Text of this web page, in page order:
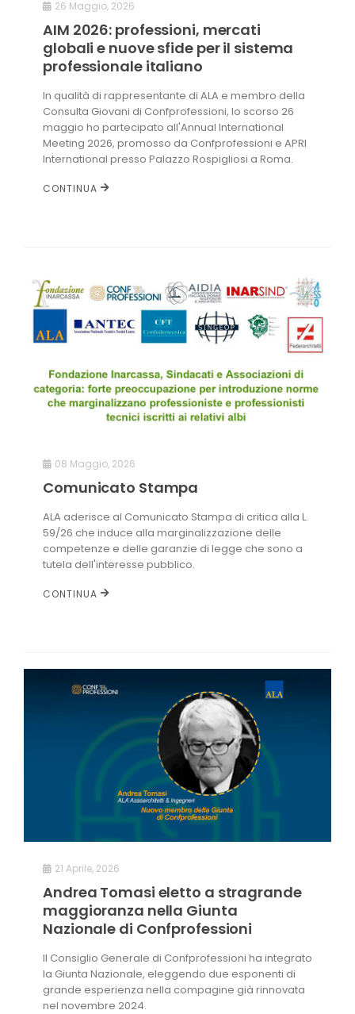
26 Maggio, 2026
AIM 2026: professioni, mercati
globali e nuove sfide per il sistema
professionale italiano
In qualità di rappresentante di ALA e membro della
Consulta Giovani di Confprofessioni, lo scorso 26
maggio ho partecipato all'Annual International
Meeting 2026, promosso da Confprofessioni e APRI
International presso Palazzo Rospigliosi a Roma.
CONTINUA
08 Maggio, 2026
Comunicato Stampa
ALA aderisce al Comunicato Stampa di critica alla L.
59/26 che induce alla marginalizzazione delle
competenze e delle garanzie di legge che sono a
tutela dell'interesse pubblico.
CONTINUA
21 Aprile, 2026
Andrea Tomasi eletto a stragrande
maggioranza nella Giunta
Nazionale di Confprofessioni
Il Consiglio Generale di Confprofessioni ha integrato
la Giunta Nazionale, eleggendo due esponenti di
grande esperienza nella compagine già rinnovata
nel novembre 2024.